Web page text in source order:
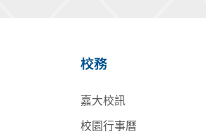
校務
嘉大校訊
校園行事曆